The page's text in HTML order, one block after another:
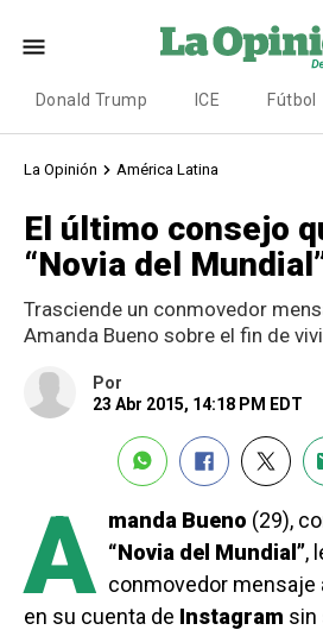
Donald Trump ICE Fútbol
La Opinión América Latina
El último consejo
“Novia del
Trasciende un conmovedor
Amanda Bueno sobre el fin de
Por
23 Abr 2015, 14:18 PM EDT
A manda Bueno (29),
“Novia del Mundial”,
conmovedor mensaje
en su cuenta de Instagram sin